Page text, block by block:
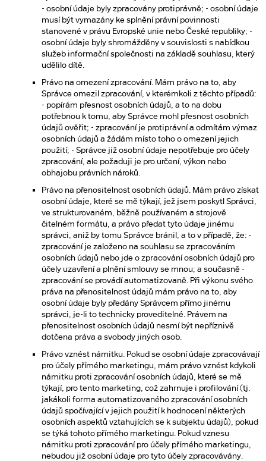
- osobní údaje byly zpracovány protiprávně; - osobní údaje
musí být vymazány ke splnění právní povinnosti
stanovené v právu Evropské unie nebo České republiky; -
osobní údaje byly shromážděny v souvislosti s nabídkou
služeb informační společnosti na základě souhlasu, který
udělilo dítě.
Právo na omezení zpracování. Mám právo na to, aby
Správce omezil zpracování, v kterémkoli z těchto případů:
- popírám přesnost osobních údajů, a to na dobu
potřebnou k tomu, aby Správce mohl přesnost osobních
údajů ověřit; - zpracování je protiprávní a odmítám výmaz
osobních údajů a žádám místo toho o omezení jejich
použití; - Správce již osobní údaje nepotřebuje pro účely
zpracování, ale požaduji je pro určení, výkon nebo
obhajobu právních nároků.
Právo na přenositelnost osobních údajů. Mám právo získat
osobní údaje, které se mě týkají, jež jsem poskytl Správci,
ve strukturovaném, běžně používaném a strojově
čitelném formátu, a právo předat tyto údaje jinému
správci, aniž by tomu Správce bránil, a to v případě, že: -
zpracování je založeno na souhlasu se zpracováním
osobních údajů nebo jde o zpracování osobních údajů pro
účely uzavření a plnění smlouvy se mnou; a současně -
zpracování se provádí automatizovaně. Při výkonu svého
práva na přenositelnost údajů mám právo na to, aby
osobní údaje byly předány Správcem přímo jinému
správci, je-li to technicky proveditelné. Právem na
přenositelnost osobních údajů nesmí být nepříznivě
dotčena práva a svobody jiných osob.
Právo vznést námitku. Pokud se osobní údaje zpracovávají
pro účely přímého marketingu, mám právo vznést kdykoli
námitku proti zpracování osobních údajů, které se mě
týkají, pro tento marketing, což zahrnuje i profilování (tj.
jakákoli forma automatizovaného zpracování osobních
údajů spočívající v jejich použití k hodnocení některých
osobních aspektů vztahujících se k subjektu údajů), pokud
se týká tohoto přímého marketingu. Pokud vznesu
námitku proti zpracování pro účely přímého marketingu,
nebudou již osobní údaje pro tyto účely zpracovávány.